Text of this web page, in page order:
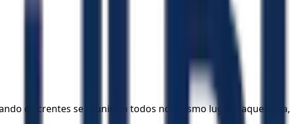
os crentes se reuniram todos no mesmo lugar, naquele dia,